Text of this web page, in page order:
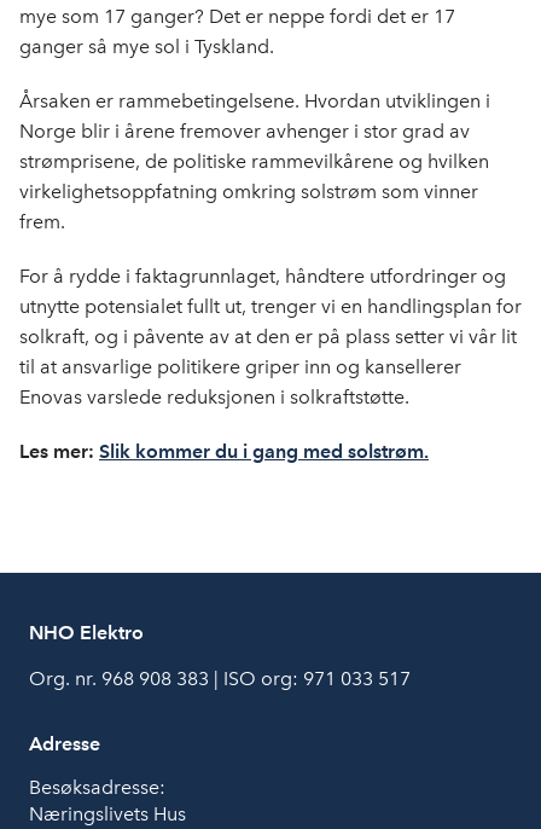
mye som 17 ganger? Det er neppe fordi det er 17
ganger så mye sol i Tyskland.
Årsaken er rammebetingelsene. Hvordan utviklingen i
Norge blir i årene fremover avhenger i stor grad av
strømprisene, de politiske rammevilkårene og hvilken
virkelighetsoppfatning omkring solstrøm som vinner
frem.
For å rydde i faktagrunnlaget, håndtere utfordringer og
utnytte potensialet fullt ut, trenger vi en handlingsplan for
solkraft, og i påvente av at den er på plass setter vi vår lit
til at ansvarlige politikere griper inn og kansellerer
Enovas varslede reduksjonen i solkraftstøtte.
Les mer: Slik kommer du i gang med solstrøm.
NHO Elektro
Org. nr. 968 908 383 | ISO org: 971 033 517
Adresse
Besøksadresse:
Næringslivets Hus